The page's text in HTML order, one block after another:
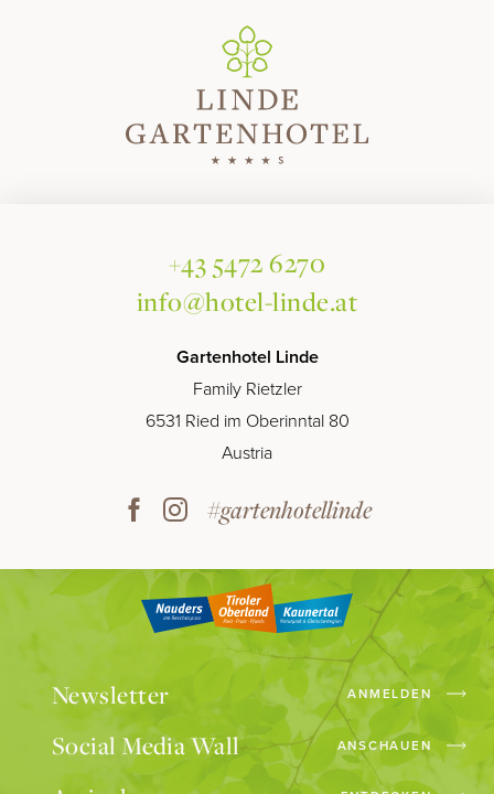
+43 5472 6270
info@hotel-linde.at
Gartenhotel Linde
Family Rietzler
6531 Ried im Oberinntal 80
Austria
#gartenhotellinde
Newsletter ANMELDEN
Social Media Wall ANSCHAUEN